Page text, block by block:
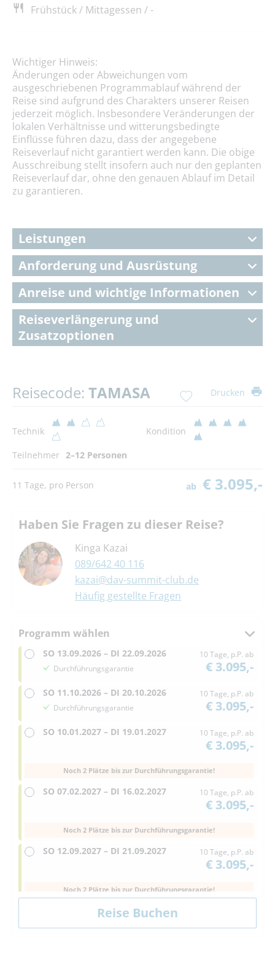
Frühstück / Mittagessen / -
Wichtiger Hinweis:
Änderungen oder Abweichungen vom
ausgeschriebenen Programmablauf während der
Reise sind aufgrund des Charakters unserer Reisen
jederzeit möglich. Insbesondere Veränderungen der
lokalen Verhältnisse und witterungsbedingte
Einflüsse führen dazu, dass der angegebene
Reiseverlauf nicht garantiert werden kann. Die obige
Ausschreibung stellt insofern auch nur den geplanten
Reiseverlauf dar, ohne den genauen Ablauf im Detail
zu garantieren.
Leistungen
Anforderung und Ausrüstung
Anreise und wichtige Informationen
Reiseverlängerung und
Zusatzoptionen
Reisecode: TAMASA Drucken
Technik Kondition
Teilnehmer 2–12 Personen
11 Tage, pro Person ab € 3.095,-
Haben Sie Fragen zu dieser Reise?
Kinga Kazai
089/642 40 116
kazai@dav-summit-club.de
Häufig gestellte Fragen
Programm wählen
SO 13.09.2026 – DI 22.09.2026
Durchführungsgarantie
10 Tage, p.P. ab
€ 3.095,-
SO 11.10.2026 – DI 20.10.2026
Durchführungsgarantie
10 Tage, p.P. ab
€ 3.095,-
SO 10.01.2027 – DI 19.01.2027 10 Tage, p.P. ab
€ 3.095,-
Noch 2 Plätze bis zur Durchführungsgarantie!
SO 07.02.2027 – DI 16.02.2027 10 Tage, p.P. ab
€ 3.095,-
Noch 2 Plätze bis zur Durchführungsgarantie!
SO 12.09.2027 – DI 21.09.2027 10 Tage, p.P. ab
€ 3.095,-
Noch 2 Plätze bis zur Durchführungsgarantie!
10.10.2027 –DI19.10.2027
€ 3.095,-